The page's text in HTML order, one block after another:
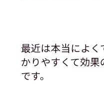
最近は本当によ
かりやすくて効
です。